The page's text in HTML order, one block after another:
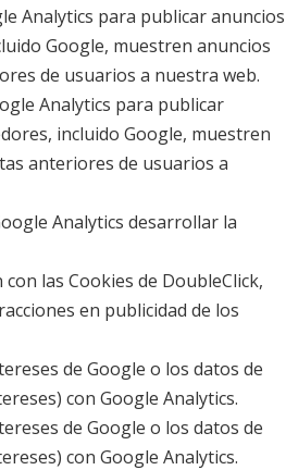
Analytics para publicar anuncios
Google, muestren anuncios
de usuarios a nuestra web.
Analytics para publicar
incluido Google, muestren
anteriores de usuarios a
Analytics desarrollar la
las Cookies de DoubleClick,
en publicidad de los
de Google o los datos de
con Google Analytics.
de Google o los datos de
con Google Analytics.